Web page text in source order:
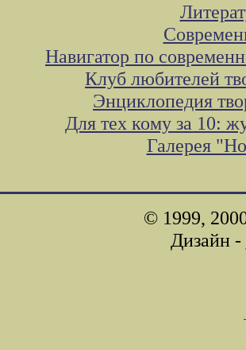
Навигатор по
Клуб любителей
Энциклопедия
Для тех кому за 10:
Галерея
© 1999,
Дизайн -